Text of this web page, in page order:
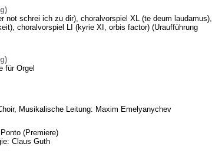
not schrei ich zu dir), choralvorspiel XL (te deum laudamus),
choralvorspiel LI (kyrie XI, orbis factor) (Uraufführung
für Orgel
Musikalische Leitung: Maxim Emelyanychev
(Premiere)
Claus Guth